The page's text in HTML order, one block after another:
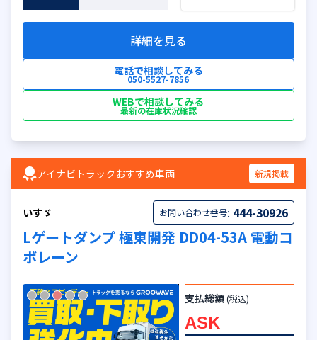
詳細を見る
電話で相談してみる
050-5527-7856
WEBで相談してみる
最新の在庫状況確認
アイナビトラックおすすめ車両 新規掲載
いすゞ お問い合わせ番号: 444-30926
Lゲートダンプ 極東開発 DD04-53A 電動コ
ボレーン
支払総額 (税込)
ASK